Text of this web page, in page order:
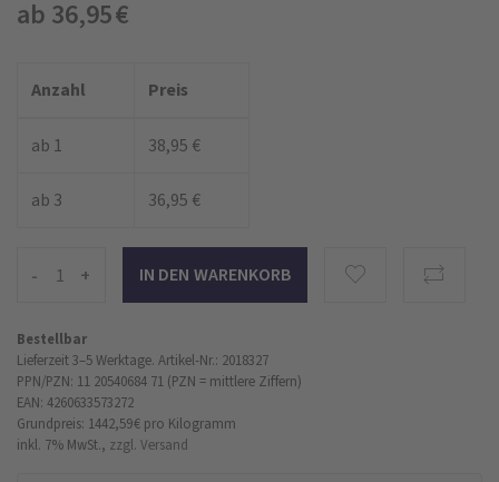
ab 36,95 €
Anzahl Preis
ab 1 38,95 €
ab 3 36,95 €
- +
Bestellbar
Lieferzeit 3–5 Werktage. Artikel-Nr.: 2018327
PPN/PZN: 11 20540684 71 (PZN = mittlere Ziffern)
EAN: 4260633573272
Grundpreis: 1442,59 € pro Kilogramm
inkl. 7% MwSt., zzgl. Versand